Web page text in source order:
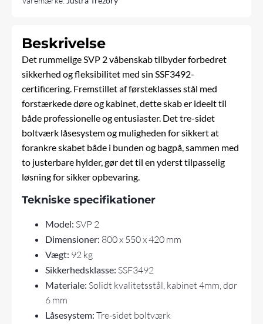
Beskrivelse
Det rummelige SVP 2 våbenskab tilbyder forbedret
sikkerhed og fleksibilitet med sin SSF3492-
certificering. Fremstillet af førsteklasses stål med
forstærkede døre og kabinet, dette skab er ideelt til
både professionelle og entusiaster. Det tre-sidet
boltværk låsesystem og muligheden for sikkert at
forankre skabet både i bunden og bagpå, sammen med
to justerbare hylder, gør det til en yderst tilpasselig
løsning for sikker opbevaring.
Tekniske specifikationer
Model: SVP 2
Dimensioner: 800 x 550 x 420 mm
Vægt: 92 kg
Sikkerhedsklasse: SSF3492
Materiale: Solidt kvalitetsstål, kabinet 4mm, dør
6 mm
Låsesystem: Tre-sidet boltværk